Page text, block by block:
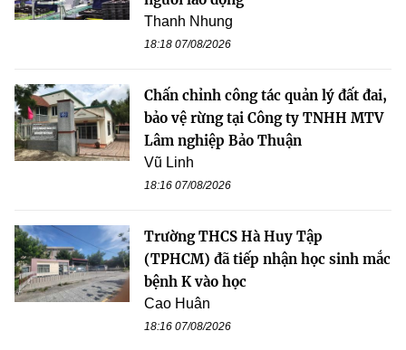
Thanh Nhung
18:18 07/08/2026
Chấn chỉnh công tác quản lý đất đai,
bảo vệ rừng tại Công ty TNHH MTV
Lâm nghiệp Bảo Thuận
Vũ Linh
18:16 07/08/2026
Trường THCS Hà Huy Tập
(TPHCM) đã tiếp nhận học sinh mắc
bệnh K vào học
Cao Huân
18:16 07/08/2026